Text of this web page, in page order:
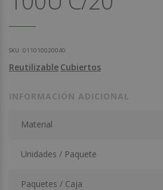
SKU: 011010020040
Reutilizable Cubiertos
INFORMACIÓN ADICIONAL
Material
Unidades / Paquete
Paquetes / Caja